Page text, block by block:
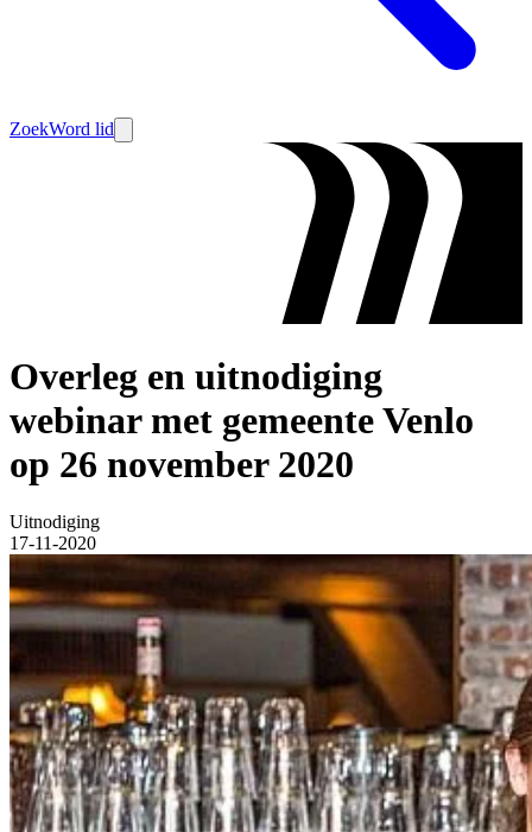
ZoekWord lid
Overleg en uitnodiging
webinar met gemeente Venlo
op 26 november 2020
Uitnodiging
17-11-2020